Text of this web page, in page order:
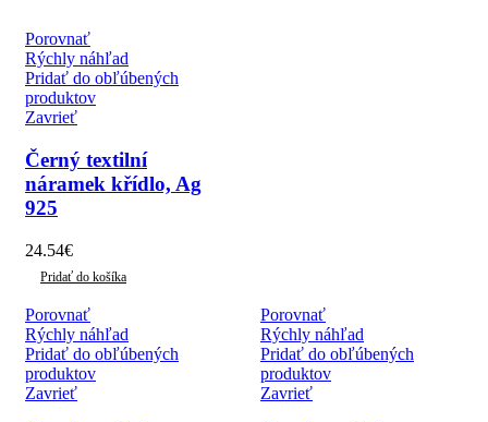
Porovnať
Rýchly náhľad
Pridať do obľúbených
produktov
Zavrieť
Černý textilní
náramek křídlo, Ag
925
24.54€
Pridať do košíka
Porovnať
Rýchly náhľad
Pridať do obľúbených
produktov
Zavrieť
Porovnať
Rýchly náhľad
Pridať do obľúbených
produktov
Zavrieť